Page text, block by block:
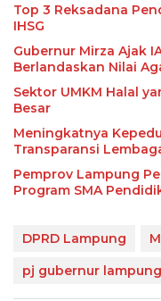
Top 3 Reksadana
IHSG
Gubernur Mirza Ajak
Berlandaskan Nilai
Sektor UMKM Halal
Besar
Meningkatnya
Transparansi
Pemprov Lampung
Program SMA
DPRD Lampung
pj gubernur lampung